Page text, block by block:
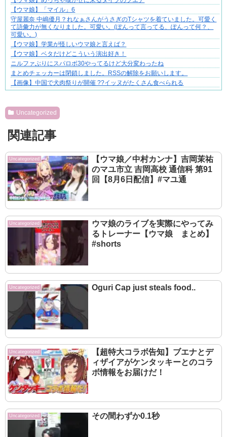
【ウマ娘】「マイル」6
守屋麗奈 中嶋優月？れなぁさんがうさぎのTシャツを着ていました。可愛く
て語彙力が無くなりました。可愛い。(ぽんって言ってる、ぽんって何？、
可愛い。)⁡
【ウマ娘】学業が怪しいウマ娘と言えば？
【ウマ娘】ベタだけどこういう演出好き！
ニルファぶりにスパロボ30やってるけど大分変わったね
まとめチェッカーは閉鎖しました。RSSの解除をお願いします。
【画像】中国で犬肉祭りが開催 ??イッヌがたくさん食べられる
Uncategorized
関連記事
Uncategorized
【ウマ娘／中村カンナ】吉岡茉祐
のマユ市立 吉岡高校 通信科 第91
回【8月6日配信】#マユ通
Uncategorized
ウマ娘のライブを実際にやってみ
るトレーナー【ウマ娘 まとめ】
#shorts
Uncategorized Oguri Cap just steals food..
Uncategorized
【超特大コラボ告知】ブエナとデ
ィザイアがケンタッキーとのコラ
ボ情報をお届けだ！
Uncategorized その間わずか0.1秒